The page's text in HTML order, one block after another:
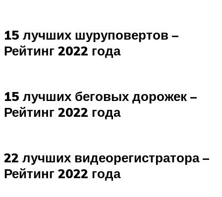
15 лучших шуруповертов –
Рейтинг 2022 года
15 лучших беговых дорожек –
Рейтинг 2022 года
22 лучших видеорегистратора –
Рейтинг 2022 года